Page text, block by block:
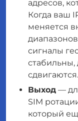
адресов,
Когда ваш
меняется
сигналы
сдвигаются.
Выход —
SIM
который